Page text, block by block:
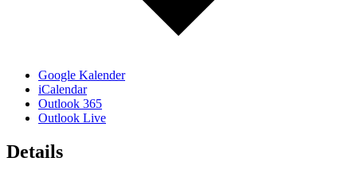
Google Kalender
iCalendar
Outlook 365
Outlook Live
Details